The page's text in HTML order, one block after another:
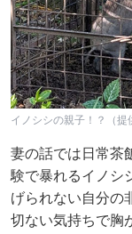
イノシシの親子！？（提
妻の話では日常茶
験で暴れるイノシ
げられない自分の
切ない気持ちで胸